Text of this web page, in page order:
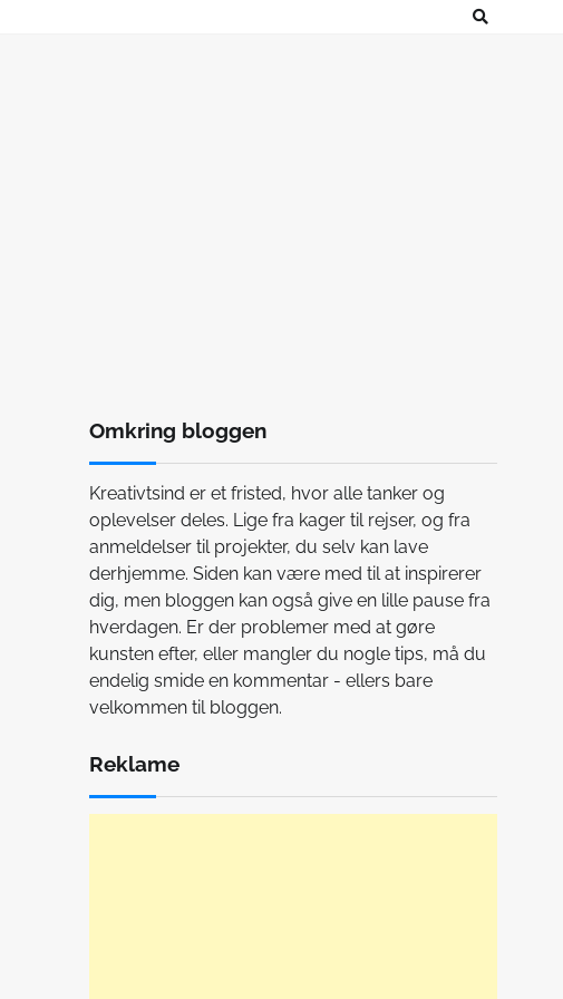
Omkring bloggen
Kreativtsind er et fristed, hvor alle tanker og
oplevelser deles. Lige fra kager til rejser, og fra
anmeldelser til projekter, du selv kan lave
derhjemme. Siden kan være med til at inspirerer
dig, men bloggen kan også give en lille pause fra
hverdagen. Er der problemer med at gøre
kunsten efter, eller mangler du nogle tips, må du
endelig smide en kommentar - ellers bare
velkommen til bloggen.
Reklame